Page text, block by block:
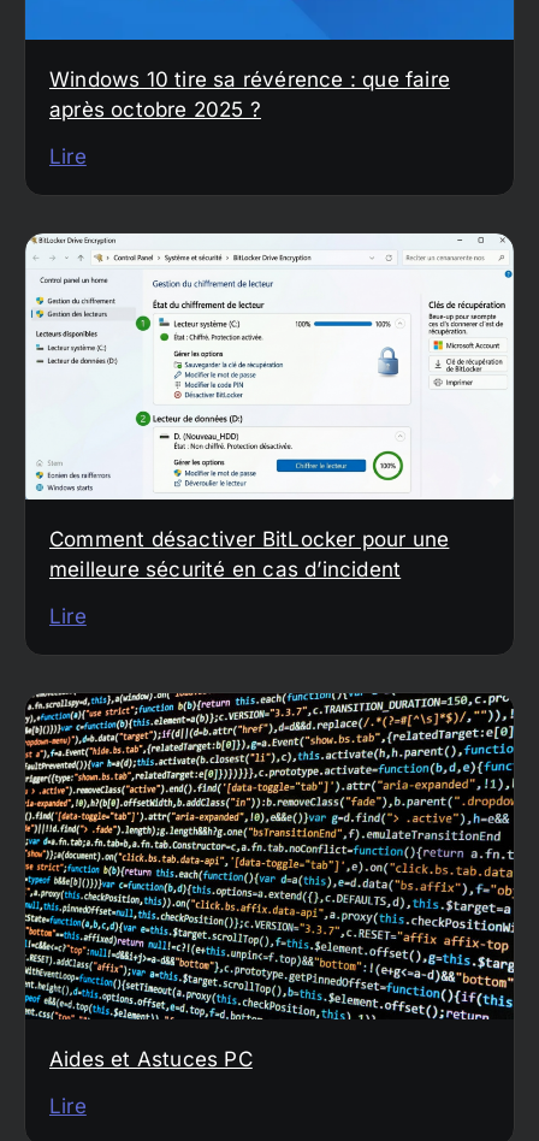
Windows 10 tire sa révérence : que faire
après octobre 2025 ?
Lire
Comment désactiver BitLocker pour une
meilleure sécurité en cas d’incident
Lire
Aides et Astuces PC
Lire